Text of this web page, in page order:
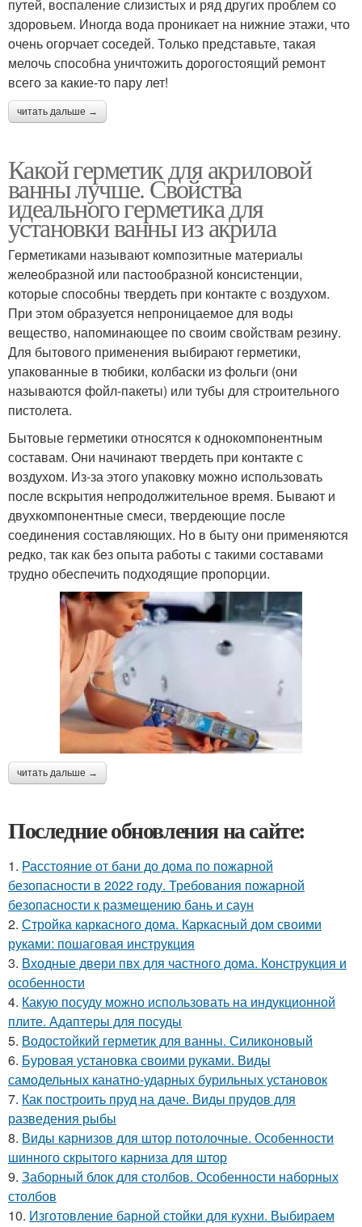
путей, воспаление слизистых и ряд других проблем со
здоровьем. Иногда вода проникает на нижние этажи, что
очень огорчает соседей. Только представьте, такая
мелочь способна уничтожить дорогостоящий ремонт
всего за какие-то пару лет!
читать дальше →
Какой герметик для акриловой
ванны лучше. Свойства
идеального герметика для
установки ванны из акрила
Герметиками называют композитные материалы
желеобразной или пастообразной консистенции,
которые способны твердеть при контакте с воздухом.
При этом образуется непроницаемое для воды
вещество, напоминающее по своим свойствам резину.
Для бытового применения выбирают герметики,
упакованные в тюбики, колбаски из фольги (они
называются фойл-пакеты) или тубы для строительного
пистолета.
Бытовые герметики относятся к однокомпонентным
составам. Они начинают твердеть при контакте с
воздухом. Из-за этого упаковку можно использовать
после вскрытия непродолжительное время. Бывают и
двухкомпонентные смеси, твердеющие после
соединения составляющих. Но в быту они применяются
редко, так как без опыта работы с такими составами
трудно обеспечить подходящие пропорции.
читать дальше →
Последние обновления на сайте:
1. Расстояние от бани до дома по пожарной
безопасности в 2022 году. Требования пожарной
безопасности к размещению бань и саун
2. Стройка каркасного дома. Каркасный дом своими
руками: пошаговая инструкция
3. Входные двери пвх для частного дома. Конструкция и
особенности
4. Какую посуду можно использовать на индукционной
плите. Адаптеры для посуды
5. Водостойкий герметик для ванны. Силиконовый
6. Буровая установка своими руками. Виды
самодельных канатно-ударных бурильных установок
7. Как построить пруд на даче. Виды прудов для
разведения рыбы
8. Виды карнизов для штор потолочные. Особенности
шинного скрытого карниза для штор
9. Заборный блок для столбов. Особенности наборных
столбов
10. Изготовление барной стойки для кухни. Выбираем